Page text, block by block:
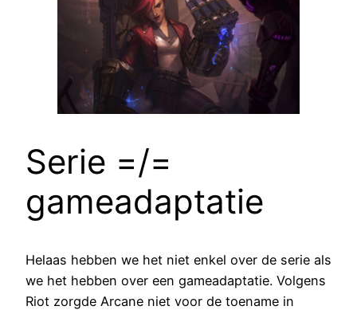
Serie =/=
gameadaptatie
Helaas hebben we het niet enkel over de serie als
we het hebben over een gameadaptatie. Volgens
Riot zorgde Arcane niet voor de toename in